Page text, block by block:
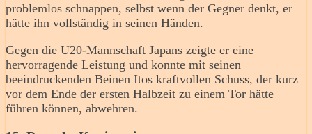
problemlos schnappen, selbst wenn der Gegner denkt, er
hätte ihn vollständig in seinen Händen.
Gegen die U20-Mannschaft Japans zeigte er eine
hervorragende Leistung und konnte mit seinen
beeindruckenden Beinen Itos kraftvollen Schuss, der kurz
vor dem Ende der ersten Halbzeit zu einem Tor hätte
führen können, abwehren.